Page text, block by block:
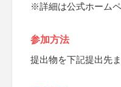
※詳細は公式ホーム
参加方法
提出物を下記提出先